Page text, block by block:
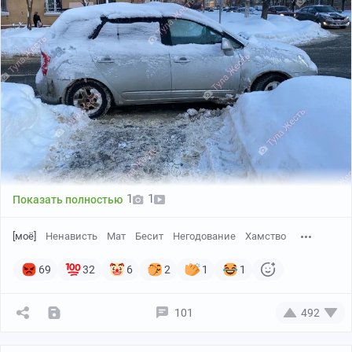
Европейские фильмы ужасов в основном — это,
конечно, треш лютый, за некоторым исключением,
может, пары-тройки картин. Кстати, можете
поделиться в комментариях, кому какие европейские
фильмы ужасов нравятся (без учёта Англии,
естественно).
И так, трейлер
Показать полностью 1 1
[моё] Ненависть Мат Бесит Негодование Хамство
69 32 6 2 1 1
101 492